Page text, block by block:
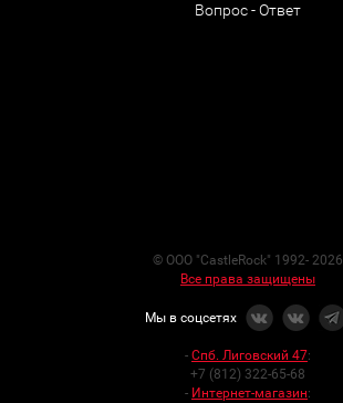
Вопрос - Ответ
© ООО "CastleRock" 1992- 2026
Все права защищены
Мы в соцсетях
- Спб. Лиговский 47:
+7 (812) 322-65-68
- Интернет-магазин: